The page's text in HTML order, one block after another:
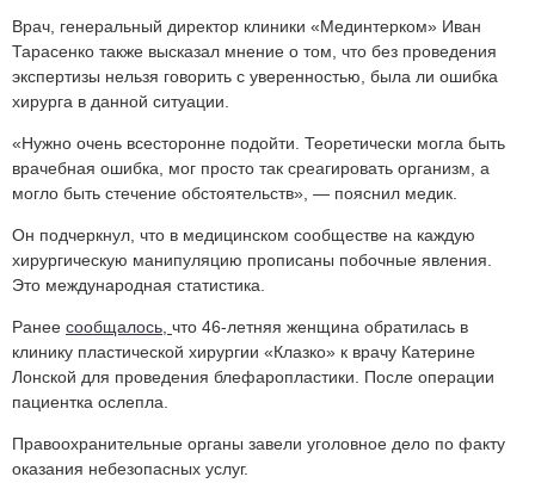
Врач, генеральный директор клиники «Мединтерком» Иван
Тарасенко также высказал мнение о том, что без проведения
экспертизы нельзя говорить с уверенностью, была ли ошибка
хирурга в данной ситуации.
«Нужно очень всесторонне подойти. Теоретически могла быть
врачебная ошибка, мог просто так среагировать организм, а
могло быть стечение обстоятельств», — пояснил медик.
Он подчеркнул, что в медицинском сообществе на каждую
хирургическую манипуляцию прописаны побочные явления.
Это международная статистика.
Ранее сообщалось, что 46-летняя женщина обратилась в
клинику пластической хирургии «Клазко» к врачу Катерине
Лонской для проведения блефаропластики. После операции
пациентка ослепла.
Правоохранительные органы завели уголовное дело по факту
оказания небезопасных услуг.